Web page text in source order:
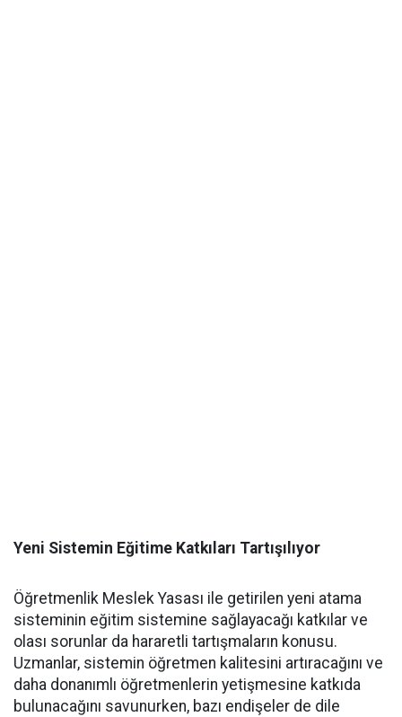
Yeni Sistemin Eğitime Katkıları Tartışılıyor
Öğretmenlik Meslek Yasası ile getirilen yeni atama
sisteminin eğitim sistemine sağlayacağı katkılar ve
olası sorunlar da hararetli tartışmaların konusu.
Uzmanlar, sistemin öğretmen kalitesini artıracağını ve
daha donanımlı öğretmenlerin yetişmesine katkıda
bulunacağını savunurken, bazı endişeler de dile